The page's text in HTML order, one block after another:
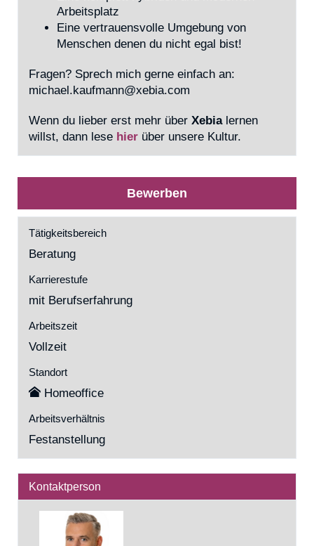
Arbeitsplatz
Eine vertrauensvolle Umgebung von
Menschen denen du nicht egal bist!
Fragen? Sprech mich gerne einfach an:
michael.kaufmann@xebia.com
Wenn du lieber erst mehr über Xebialernen
willst, dann lese hier über unsere Kultur.
Bewerben
Tätigkeitsbereich
Beratung
Karrierestufe
mit Berufserfahrung
Arbeitszeit
Vollzeit
Standort
Homeoffice
Arbeitsverhältnis
Festanstellung
Kontaktperson